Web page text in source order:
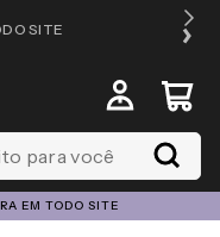
SITE
EM TODO SITE